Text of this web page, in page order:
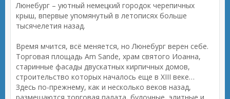
Люнебург – уютный немецкий городок черепичных
крыш, впервые упомянутый в летописях больше
тысячелетия назад.
Время мчится, всё меняется, но Люнебург верен себе.
Торговая площадь Am Sande, храм святого Иоанна,
старинные фасады двускатных кирпичных домов,
строительство которых началось еще в XIII веке…
Здесь по-прежнему, как и несколько веков назад,